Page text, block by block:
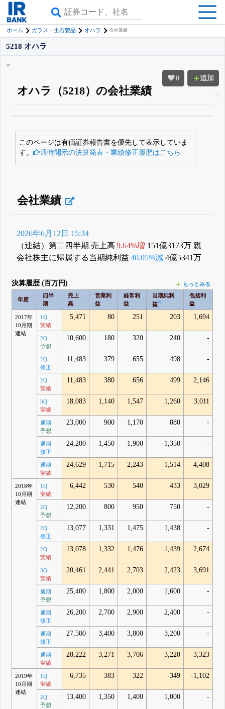
ホーム ガラス・土石製品 オハラ 会社業績
0 追加
5218 オハラ
オハラ（5218）の会社業績
無料でβ版をはじめる
登録すると永久30%OFFと米株版の先行利用も付きます
このページは有価証券報告書を優先して表示していま
す。
適時開示の決算発表・業績修正履歴はこちら
会社業績
2026年6月12日 15:34
（連結）第二四半期 売上高 9.64%増 151億3173万 親
会社株主に帰属する当期純利益 40.05%減 4億5341万
決算履歴 (百万円) もっとみる
年度
四半
期
売上
高
営業利
益
経常利
益
当期純利
益#1
包括利
益
2017年
10月期
連結
1Q
実績
5,471 80 251 203 1,694
2Q
予想
10,600 180 320 240 -
2Q
修正
11,483 379 655 498 -
2Q
実績
11,483 380 656 499 2,146
3Q
実績
18,083 1,140 1,547 1,260 3,011
通期
予想
23,000 900 1,170 880 -
通期
修正
24,200 1,450 1,900 1,350 -
通期
実績
24,629 1,715 2,243 1,514 4,408
2018年
10月期
連結
1Q
実績
6,442 530 540 433 3,029
2Q
予想
12,200 800 950 750 -
2Q
修正
13,077 1,331 1,475 1,438 -
2Q
実績
13,078 1,332 1,476 1,439 2,674
3Q
実績
20,461 2,441 2,703 2,423 3,691
通期
予想
25,400 1,800 2,000 1,600 -
通期
修正
26,200 2,700 2,900 2,400 -
通期
修正
27,500 3,400 3,800 3,200 -
通期
実績
28,222 3,271 3,706 3,220 3,323
2019年
10月期
連結
1Q
実績
6,735 383 322 -349 -1,102
2Q
予想
13,400 1,350 1,400 1,000 -